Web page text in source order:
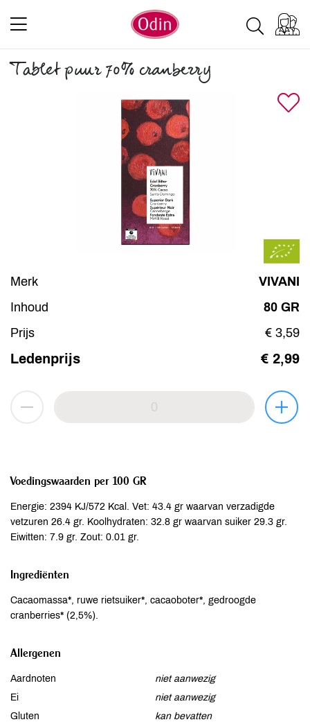
Tablet puur 70% cranberry
Merk
VIVANI
Inhoud
80 GR
Prijs
€ 3,59
Ledenprijs € 2,99
Voedingswaarden per 100 GR
Energie: 2394 KJ/572 Kcal. Vet: 43.4 gr waarvan verzadigde
vetzuren 26.4 gr. Koolhydraten: 32.8 gr waarvan suiker 29.3 gr.
Eiwitten: 7.9 gr. Zout: 0.01 gr.
Ingrediënten
Cacaomassa*, ruwe rietsuiker*, cacaoboter*, gedroogde
cranberries* (2,5%).
Allergenen
Aardnoten
niet aanwezig
Ei
niet aanwezig
Gluten
kan bevatten